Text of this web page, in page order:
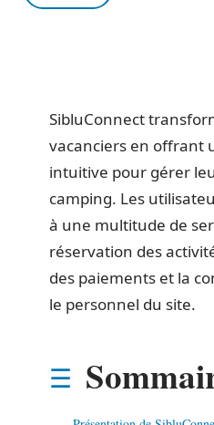
SibluConnect
vacanciers en offrant
intuitive pour gérer
camping. Les
à une multitude de
réservation des
des paiements et la
le personnel du site.